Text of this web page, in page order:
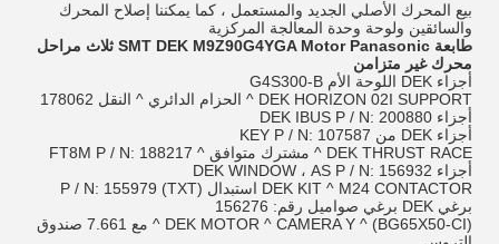
بيع المحرك الأصلي الجديد والمستعمل ، كما يمكننا إصلاح المحرك
والسائقين ولوحة وحدة المعالجة المركزية
طابعة SMT DEK M9Z90G4YGA Motor Panasonic ثلاث مراحل
محرك غير متزامن
أجزاء DEK اللوحة الأم G4S300-B
DEK HORIZON 02I SUPPORT ^ الحزام الدائري ^ النقل 178062
أجزاء DEK IBUS P / N: 200880
أجزاء DEK من KEY P / N: 107587
DEK THRUST RACE ^ مشترك متوافق ^ FT8M P / N: 188217
أجزاء DEK WINDOW ، AS P / N: 156932
DEK KIT ^ M24 CONTACTOR استبدال (TXT) P / N: 155979
برغي DEK برغي صواميل رقم: 156276
DEK MOTOR ^ CAMERA Y ^ (BG65X50-CI) ^ مع 7.661 صندوق